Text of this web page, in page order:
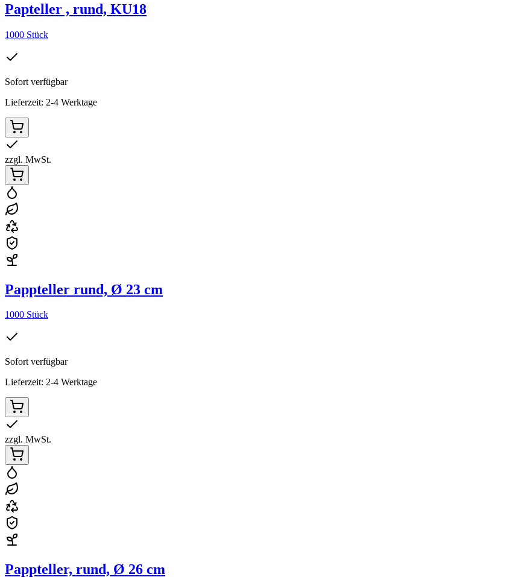
Papteller , rund, KU18
1000 Stück
Sofort verfügbar
Lieferzeit: 2-4 Werktage
zzgl. MwSt.
Pappteller rund, Ø 23 cm
1000 Stück
Sofort verfügbar
Lieferzeit: 2-4 Werktage
zzgl. MwSt.
Pappteller, rund, Ø 26 cm